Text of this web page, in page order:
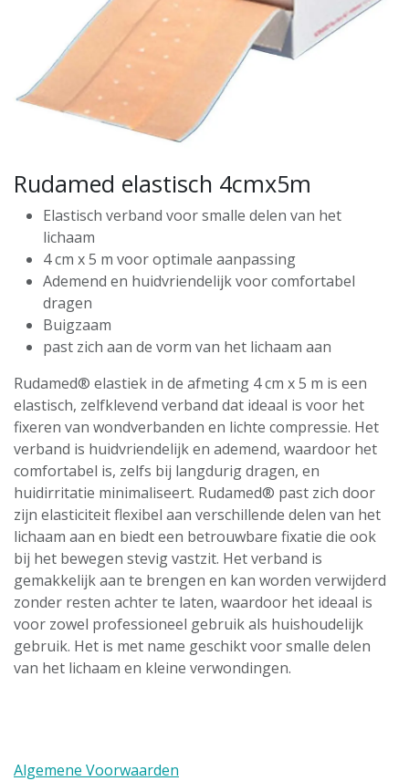
Rudamed elastisch 4cmx5m
Elastisch verband voor smalle delen van het
lichaam
4 cm x 5 m voor optimale aanpassing
Ademend en huidvriendelijk voor comfortabel
dragen
Buigzaam
past zich aan de vorm van het lichaam aan
Rudamed® elastiek in de afmeting 4 cm x 5 m is een
elastisch, zelfklevend verband dat ideaal is voor het
fixeren van wondverbanden en lichte compressie. Het
verband is huidvriendelijk en ademend, waardoor het
comfortabel is, zelfs bij langdurig dragen, en
huidirritatie minimaliseert. Rudamed® past zich door
zijn elasticiteit flexibel aan verschillende delen van het
lichaam aan en biedt een betrouwbare fixatie die ook
bij het bewegen stevig vastzit. Het verband is
gemakkelijk aan te brengen en kan worden verwijderd
zonder resten achter te laten, waardoor het ideaal is
voor zowel professioneel gebruik als huishoudelijk
gebruik. Het is met name geschikt voor smalle delen
van het lichaam en kleine verwondingen.
Algemene Voorwaarden